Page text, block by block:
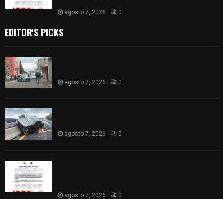
agosto 7, 2026 0
EDITOR'S PICKS
agosto 7, 2026 0
agosto 7, 2026 0
agosto 7, 2026 0